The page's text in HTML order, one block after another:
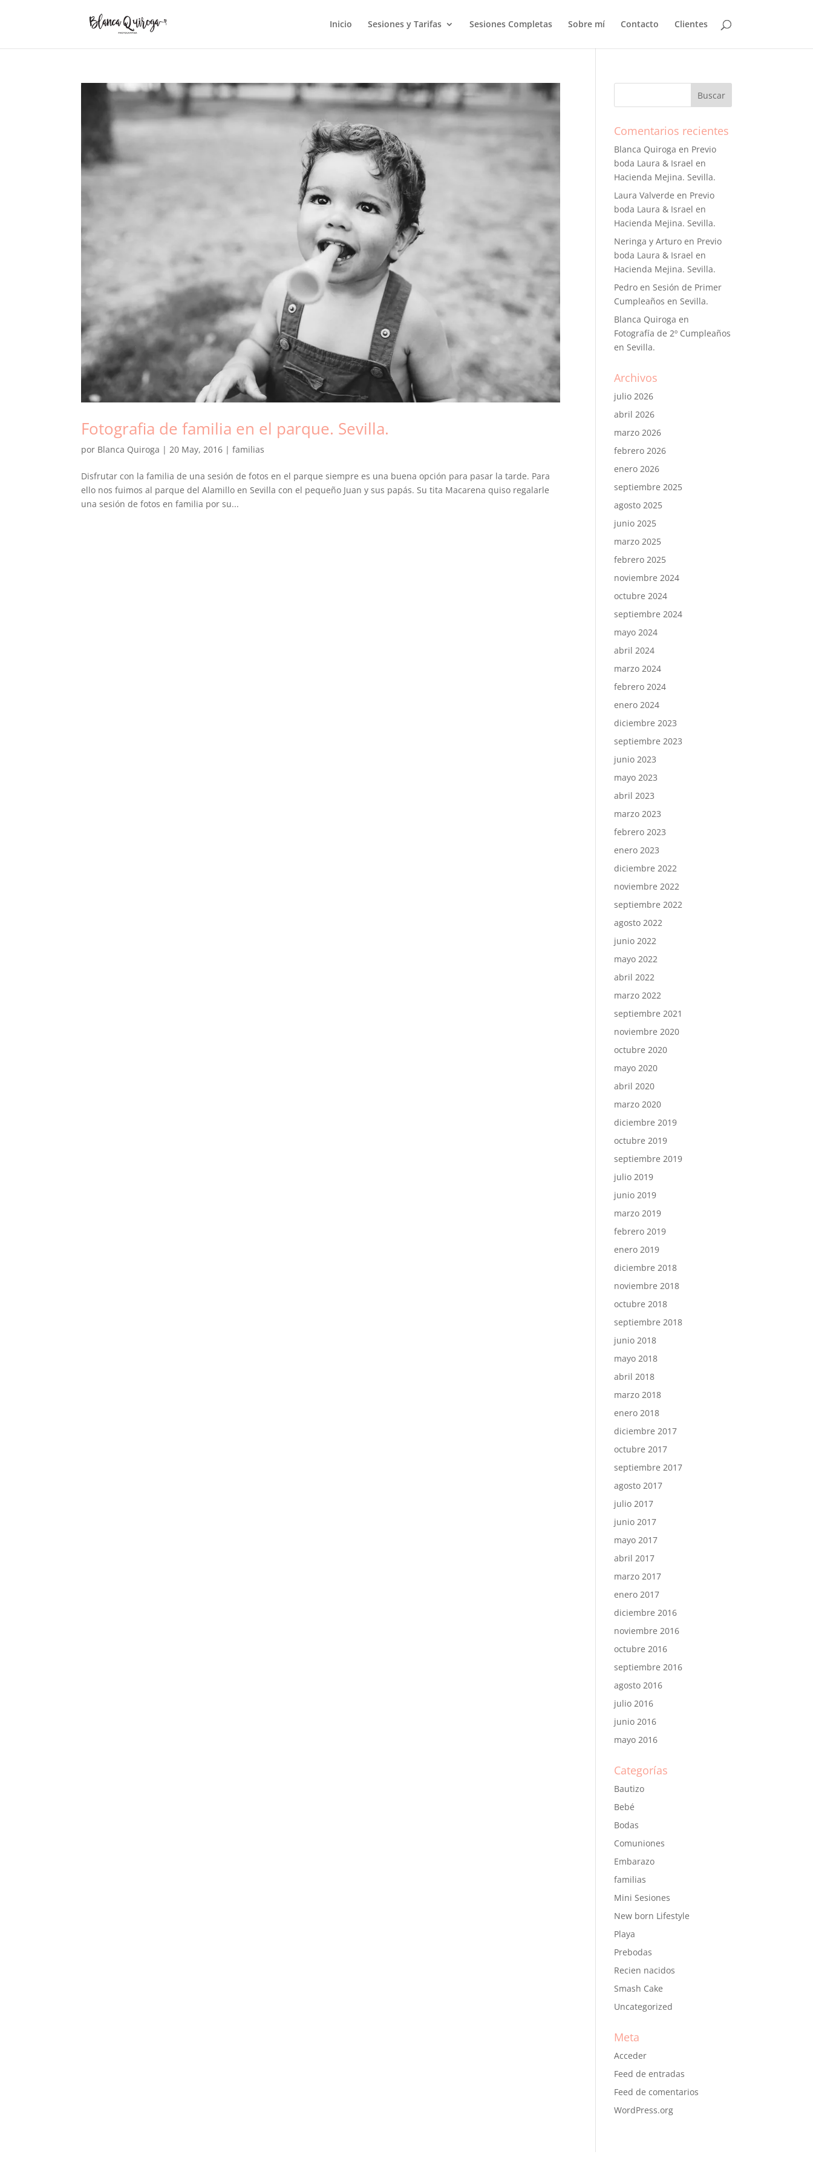
Inicio Sesiones y Tarifas Sesiones Completas Sobre mí Contacto Clientes
Fotografia de familia en el parque. Sevilla.
por Blanca Quiroga |20 May, 2016 |familias
Disfrutar con la familia de una sesión de fotos en el parque siempre es una buena opción para pasar la tarde. Para
ello nos fuimos al parque del Alamillo en Sevilla con el pequeño Juan y sus papás. Su tita Macarena quiso regalarle
una sesión de fotos en familia por su...
Comentarios recientes
Blanca Quiroga en Previo
boda Laura & Israel en
Hacienda Mejina. Sevilla.
Laura Valverde en Previo
boda Laura & Israel en
Hacienda Mejina. Sevilla.
Neringa y Arturo en Previo
boda Laura & Israel en
Hacienda Mejina. Sevilla.
Pedro enSesión de Primer
Cumpleaños en Sevilla.
Blanca Quiroga en
Fotografía de 2º Cumpleaños
en Sevilla.
Archivos
julio 2026
abril 2026
marzo 2026
febrero 2026
enero 2026
septiembre 2025
agosto 2025
junio 2025
marzo 2025
febrero 2025
noviembre 2024
octubre 2024
septiembre 2024
mayo 2024
abril 2024
marzo 2024
febrero 2024
enero 2024
diciembre 2023
septiembre 2023
junio 2023
mayo 2023
abril 2023
marzo 2023
febrero 2023
enero 2023
diciembre 2022
noviembre 2022
septiembre 2022
agosto 2022
junio 2022
mayo 2022
abril 2022
marzo 2022
septiembre 2021
noviembre 2020
octubre 2020
mayo 2020
abril 2020
marzo 2020
diciembre 2019
octubre 2019
septiembre 2019
julio 2019
junio 2019
marzo 2019
febrero 2019
enero 2019
diciembre 2018
noviembre 2018
octubre 2018
septiembre 2018
junio 2018
mayo 2018
abril 2018
marzo 2018
enero 2018
diciembre 2017
octubre 2017
septiembre 2017
agosto 2017
julio 2017
junio 2017
mayo 2017
abril 2017
marzo 2017
enero 2017
diciembre 2016
noviembre 2016
octubre 2016
septiembre 2016
agosto 2016
julio 2016
junio 2016
mayo 2016
Categorías
Bautizo
Bebé
Bodas
Comuniones
Embarazo
familias
Mini Sesiones
New born Lifestyle
Playa
Prebodas
Recien nacidos
Smash Cake
Uncategorized
Meta
Acceder
Feed de entradas
Feed de comentarios
WordPress.org